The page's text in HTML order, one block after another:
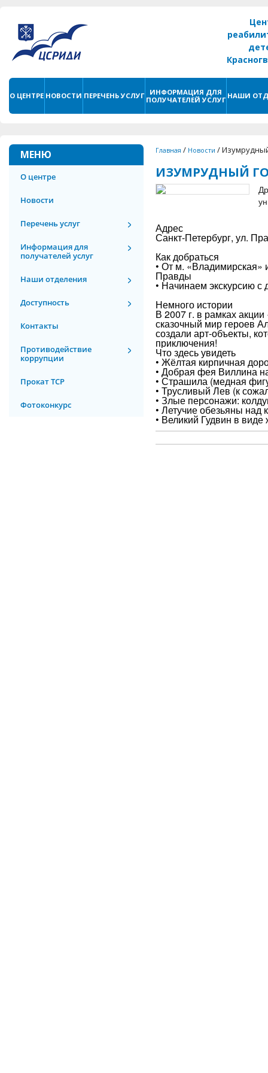
О ЦЕНТРЕ НОВОСТИ ПЕРЕЧЕНЬ УСЛУГ
ИНФОРМАЦИЯ ДЛЯ
ПОЛУЧАТЕЛЕЙ УСЛУГ НАШИ
МЕНЮ
О центре
Новости
Перечень услуг
Информация для
получателей услуг
Наши отделения
Доступность
Контакты
Противодействие
коррупции
Прокат ТСР
Фотоконкурс
Главная / Новости /
ИЗУМРУДНЫЙ
Адрес
Санкт-Петербург, ул.
Как добраться
• От м. «Владимирская»
Правды
• Начинаем экскурсию
Немного истории
В 2007 г. в рамках
сказочный мир героев
создали арт-объекты,
приключения!
Что здесь увидеть
• Жёлтая кирпичная
• Добрая фея Виллина
• Страшила (медная
• Трусливый Лев (к
• Злые персонажи:
• Летучие обезьяны над
• Великий Гудвин в